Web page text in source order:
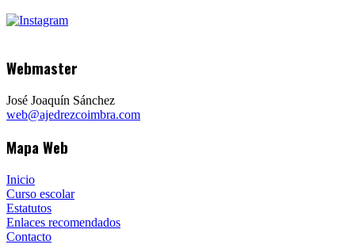
Webmaster
José Joaquín Sánchez
web@ajedrezcoimbra.com
Mapa Web
Inicio
Curso escolar
Estatutos
Enlaces recomendados
Contacto